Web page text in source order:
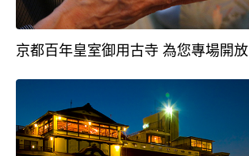
京都百年皇室御用古寺 為您專場開放